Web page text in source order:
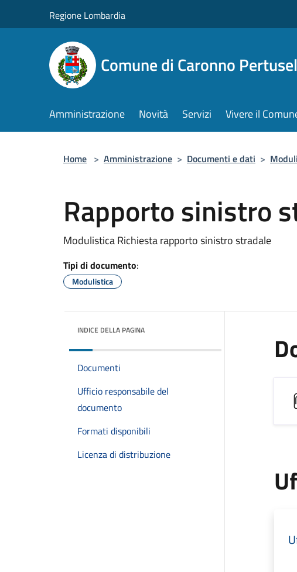
Regione Lombardia
Comune di Caronno
Amministrazione Novità Servizi Vivere il
Home > Amministrazione > Documenti e dati >
Rapporto sinistro
Modulistica Richiesta rapporto sinistro stradale
Tipi di documento:
Modulistica
INDICE DELLA PAGINA
Documenti
Ufficio responsabile del
documento
Formati disponibili
Licenza di distribuzione